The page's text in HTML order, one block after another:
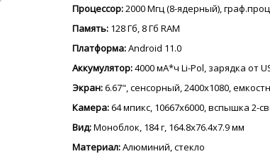
Процессор:2000 Мгц (8-ядерный),
Память: 128 Гб, 8 Гб RAM
Платформа:Android 11.0
Аккумулятор:4000 мА*ч Li-Pol, зарядка от
Экран:6.67", сенсорный, 2400x1080,
Камера:64 мпикс, 10667x6000, вспышка 2-
Вид:Моноблок, 184 г, 164.8x76.4x7.9 мм
Материал:Алюминий, стекло